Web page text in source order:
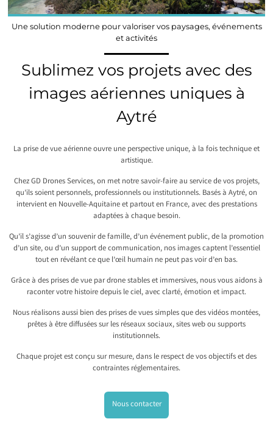
Une solution moderne pour valoriser vos paysages, événements
et activités
Sublimez vos projets avec des
images aériennes uniques à
Aytré
La prise de vue aérienne ouvre une perspective unique, à la fois technique et
artistique.
Chez GD Drones Services, on met notre savoir-faire au service de vos projets,
qu’ils soient personnels, professionnels ou institutionnels. Basés à Aytré, on
intervient en Nouvelle-Aquitaine et partout en France, avec des prestations
adaptées à chaque besoin.
Qu’il s’agisse d’un souvenir de famille, d’un événement public, de la promotion
d’un site, ou d’un support de communication, nos images captent l’essentiel
tout en révélant ce que l’œil humain ne peut pas voir d’en bas.
Grâce à des prises de vue par drone stables et immersives, nous vous aidons à
raconter votre histoire depuis le ciel, avec clarté, émotion et impact.
Nous réalisons aussi bien des prises de vues simples que des vidéos montées,
prêtes à être diffusées sur les réseaux sociaux, sites web ou supports
institutionnels.
Chaque projet est conçu sur mesure, dans le respect de vos objectifs et des
contraintes réglementaires.
Nous contacter